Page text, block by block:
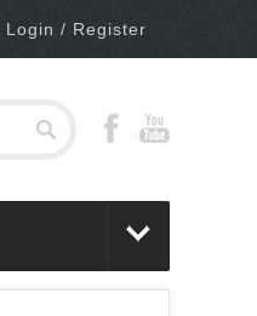
Login / Register